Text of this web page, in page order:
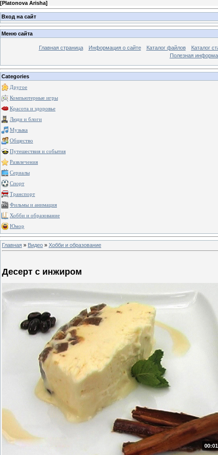
[Platonova Arisha]
Вход на сайт
Меню сайта
Главная страница Информация о сайте Каталог файлов
Каталог
Полезная
Categories
Другое
Компьютерные игры
Красота и здоровье
Люди и блоги
Музыка
Общество
Путешествия и события
Развлечения
Сериалы
Спорт
Транспорт
Фильмы и анимация
Хобби и образование
Юмор
Главная » Видео » Хобби и образование
Десерт с инжиром